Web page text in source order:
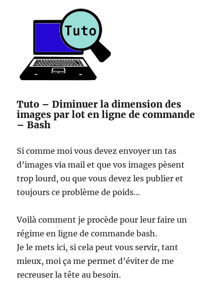
Tuto – Diminuer la dimension des
images par lot en ligne de commande
– Bash
Si comme moi vous devez envoyer un tas
d’images via mail et que vos images pèsent
trop lourd, ou que vous devez les publier et
toujours ce problème de poids…
Voilà comment je procède pour leur faire un
régime en ligne de commande bash.
Je le mets ici, si cela peut vous servir, tant
mieux, moi ça me permet d’éviter de me
recreuser la tête au besoin.